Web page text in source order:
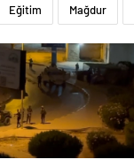
Eğitim Mağdur